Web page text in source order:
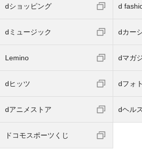
dショッピング d
dミュージック dカー
Lemino dマガ
dヒッツ dフォト
dアニメストア dヘル
ドコモスポーツくじ